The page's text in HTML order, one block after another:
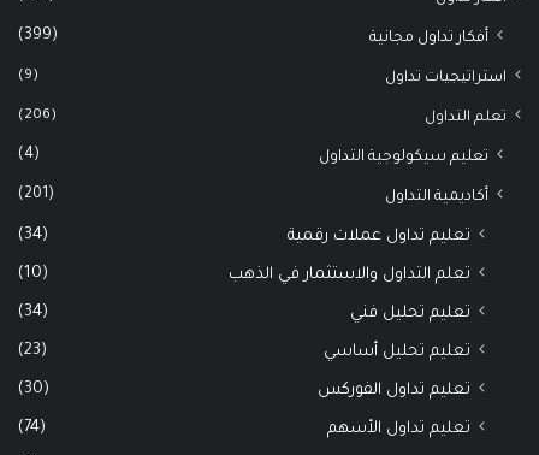
أفكار تداول مجانية (399)
استراتيجيات تداول (9)
تعلم التداول (206)
تعليم سيكولوجية التداول (4)
أكاديمية التداول (201)
تعليم تداول عملات رقمية (34)
تعلم التداول والاستثمار في الذهب (10)
تعليم تحليل فني (34)
تعليم تحليل أساسي (23)
تعليم تداول الفوركس (30)
تعليم تداول الأسهم (74)